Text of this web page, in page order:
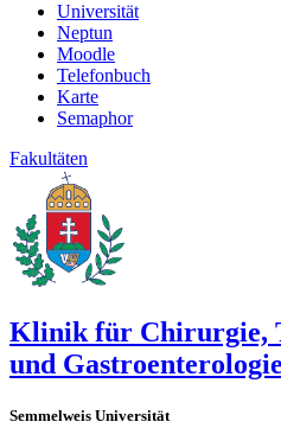
Universität
Neptun
Moodle
Telefonbuch
Karte
Semaphor
Fakultäten
Klinik für Chirurgie,
und Gastroenterologie
Semmelweis Universität